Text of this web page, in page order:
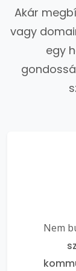
Akár
vagy
egy
Nem